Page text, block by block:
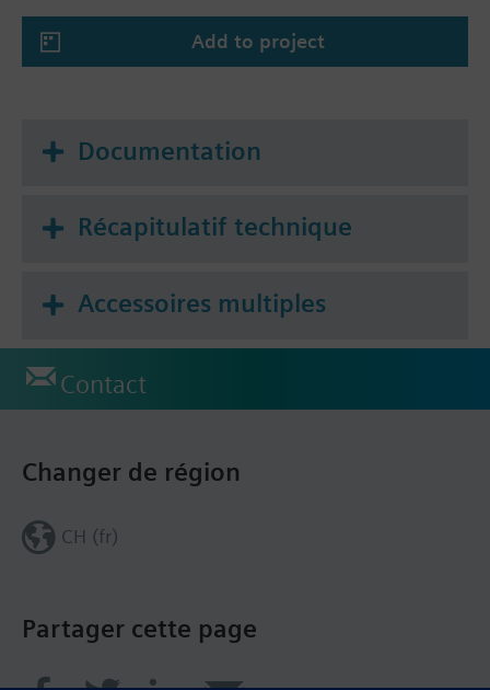
Add to project
Documentation
Récapitulatif technique
Accessoires multiples
Contact
Partager cette page
Changer de région
CH (fr)